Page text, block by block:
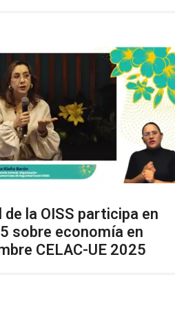
la OISS participa en
sobre economía en
CELAC-UE 2025